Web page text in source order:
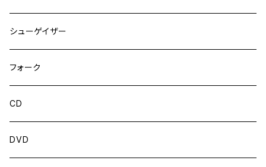
シューゲイザー
フォーク
CD
DVD